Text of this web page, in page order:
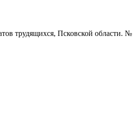
трудящихся, Псковской области. №